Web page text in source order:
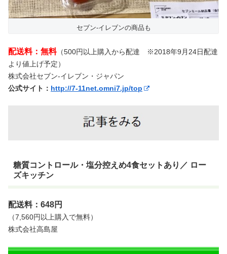
セブン-イレブンの商品も
配送料：無料（500円以上購入から配達 ※2018年9月24日配達
より値上げ予定）
株式会社セブン-イレブン・ジャパン
公式サイト： http://7-11net.omni7.jp/top
糖質コントロール・塩分控えめ4食セットあり／ ロー
ズキッチン
配送料：648円
（7,560円以上購入で無料）
株式会社高島屋